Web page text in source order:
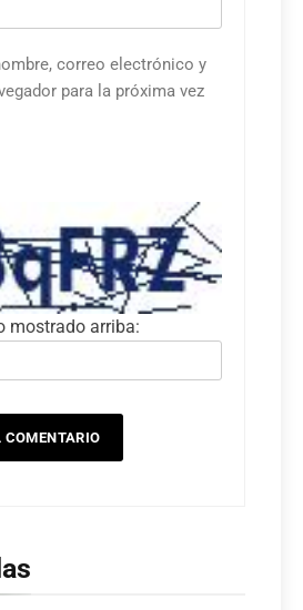
correo electrónico y
para la próxima vez
mostrado arriba: